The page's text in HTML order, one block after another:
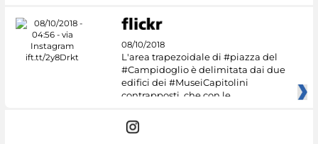
08/10/2018
L'area trapezoidale di #piazza del
#Campidoglio è delimitata dai due
edifici dei #MuseiCapitolini
contrapposti, che con le